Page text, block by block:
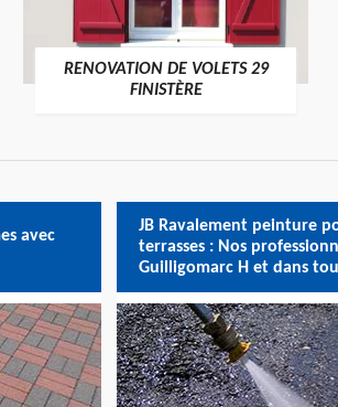
RENOVATION DE VOLETS 29
FINISTÈRE
avec
JB Ravalement peinture
terrasses : Nos
Guilligomarc H et dans